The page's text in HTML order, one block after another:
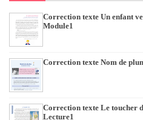
Correction texte Un enfant
Module1
Correction texte Nom de
Correction texte Le toucher
Lecture1